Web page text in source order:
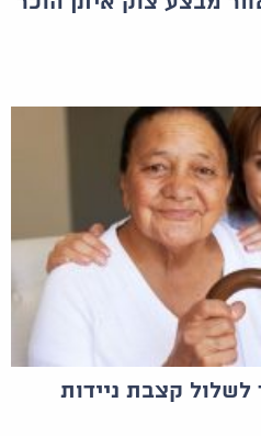
קצבת ניידות